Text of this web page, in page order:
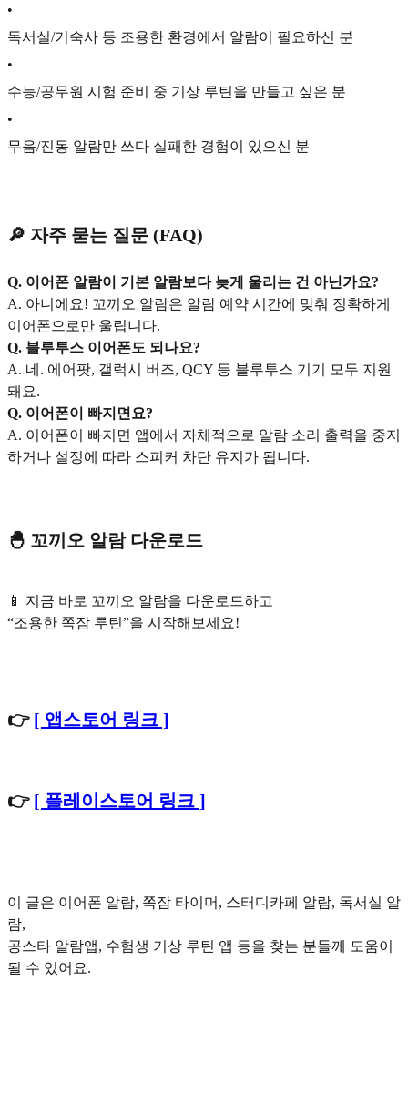
•
독서실/기숙사 등 조용한 환경에서 알람이 필요하신 분
•
수능/공무원 시험 준비 중 기상 루틴을 만들고 싶은 분
•
무음/진동 알람만 쓰다 실패한 경험이 있으신 분
🔎 자주 묻는 질문 (FAQ)
Q. 이어폰 알람이 기본 알람보다 늦게 울리는 건 아닌가요?
A. 아니에요! 꼬끼오 알람은 알람 예약 시간에 맞춰 정확하게
이어폰으로만 울립니다.
Q. 블루투스 이어폰도 되나요?
A. 네. 에어팟, 갤럭시 버즈, QCY 등 블루투스 기기 모두 지원
돼요.
Q. 이어폰이 빠지면요?
A. 이어폰이 빠지면 앱에서 자체적으로 알람 소리 출력을 중지
하거나 설정에 따라 스피커 차단 유지가 됩니다.
🐣 꼬끼오 알람 다운로드
📱 지금 바로 꼬끼오 알람을 다운로드하고
“조용한 쪽잠 루틴”을 시작해보세요!
👉 [ 앱스토어 링크 ]
👉 [ 플레이스토어 링크 ]
이 글은 이어폰 알람, 쪽잠 타이머, 스터디카페 알람, 독서실 알
람,
공스타 알람앱, 수험생 기상 루틴 앱 등을 찾는 분들께 도움이
될 수 있어요.